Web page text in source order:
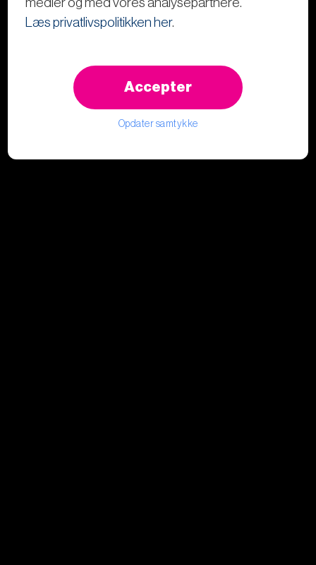
Læs privatlivspolitikken her.
Accepter
Opdater samtykke